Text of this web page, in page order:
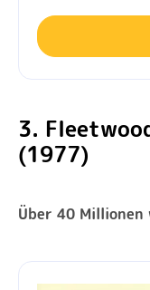
3.
(1977)
Über 40